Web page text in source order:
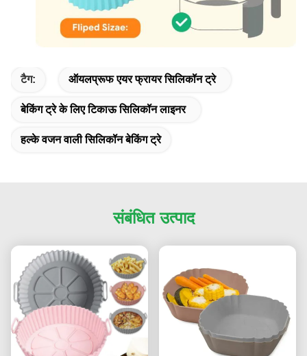
टैग: ऑयलप्रूफ एयर फ्रायर सिलिकॉन ट्रे
बेकिंग ट्रे के लिए टिकाऊ सिलिकॉन लाइनर
हल्के वजन वाली सिलिकॉन बेकिंग ट्रे
संबंधित उत्पाद